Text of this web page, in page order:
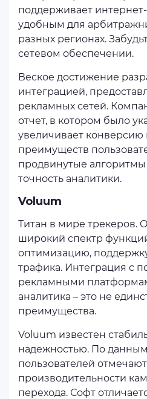
поддерживает интернет-
удобным для
разных регионах.
сетевом обеспечении.
Веское достижение
интеграцией,
рекламных сетей.
отчет, в котором было
увеличивает конверсию
преимуществ
продвинутые
точность аналитики.
Voluum
Титан в мире трекеров.
широкий спектр
оптимизацию,
трафика. Интеграция с
рекламными
аналитика – это не
преимущества.
Voluum известен
надежностью. По
пользователей
производительности
перехода. Софт